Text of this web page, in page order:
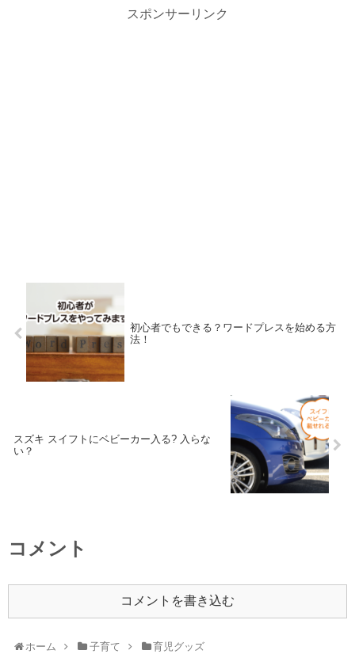
スポンサーリンク
初心者でもできる？ワードプレスを始める方
法！
スズキ スイフトにベビーカー入る? 入らな
い？
コメント
コメントを書き込む
ホーム 子育て 育児グッズ